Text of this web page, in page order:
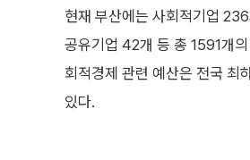
현재 부산에는 사회적기업
공유기업 42개 등 총 1591개
회적경제 관련 예산은 전국 최
있다.